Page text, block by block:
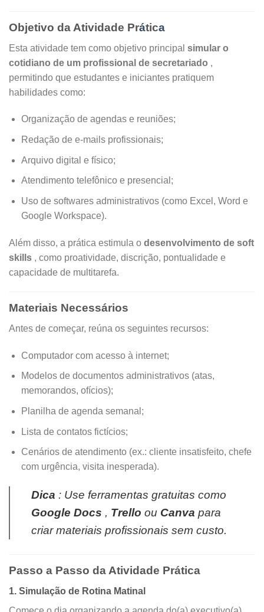
Objetivo da Atividade Prática
Esta atividade tem como objetivo principal simular o
cotidiano de um profissional de secretariado ,
permitindo que estudantes e iniciantes pratiquem
habilidades como:
Organização de agendas e reuniões;
Redação de e-mails profissionais;
Arquivo digital e físico;
Atendimento telefônico e presencial;
Uso de softwares administrativos (como Excel, Word e
Google Workspace).
Além disso, a prática estimula o desenvolvimento de soft
skills , como proatividade, discrição, pontualidade e
capacidade de multitarefa.
Materiais Necessários
Antes de começar, reúna os seguintes recursos:
Computador com acesso à internet;
Modelos de documentos administrativos (atas,
memorandos, ofícios);
Planilha de agenda semanal;
Lista de contatos fictícios;
Cenários de atendimento (ex.: cliente insatisfeito, chefe
com urgência, visita inesperada).
Dica : Use ferramentas gratuitas como
Google Docs , Trello ou Canva para
criar materiais profissionais sem custo.
Passo a Passo da Atividade Prática
1. Simulação de Rotina Matinal